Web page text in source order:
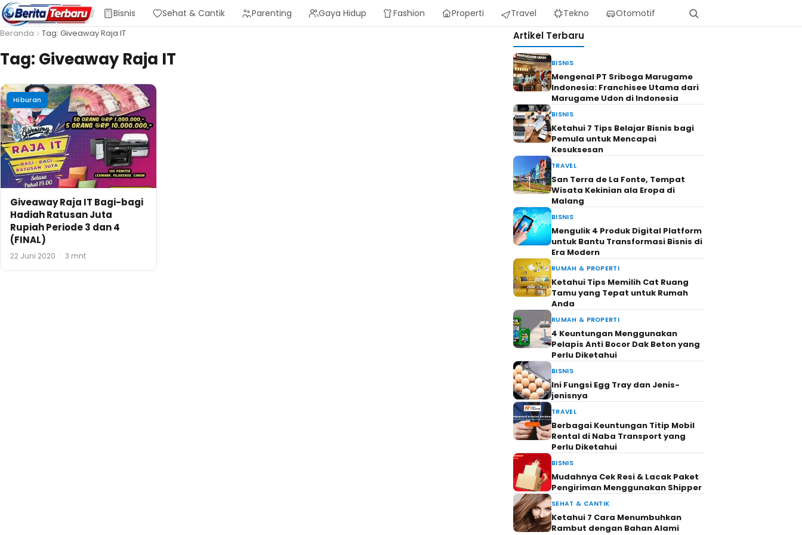
Bisnis Sehat & Cantik Parenting Gaya Hidup Fashion Properti Travel Tekno Otomotif
Beranda Tag: Giveaway Raja IT
Tag: Giveaway Raja IT
Hiburan
Giveaway Raja IT Bagi-bagi
Hadiah Ratusan Juta
Rupiah Periode 3 dan 4
(FINAL)
22 Juni 2020 · 3 mnt
Artikel Terbaru
BISNIS
Mengenal PT Sriboga Marugame
Indonesia: Franchisee Utama dari
Marugame Udon di Indonesia
BISNIS
Ketahui 7 Tips Belajar Bisnis bagi
Pemula untuk Mencapai
Kesuksesan
TRAVEL
San Terra de La Fonte, Tempat
Wisata Kekinian ala Eropa di
Malang
BISNIS
Mengulik 4 Produk Digital Platform
untuk Bantu Transformasi Bisnis di
Era Modern
RUMAH & PROPERTI
Ketahui Tips Memilih Cat Ruang
Tamu yang Tepat untuk Rumah
Anda
RUMAH & PROPERTI
4 Keuntungan Menggunakan
Pelapis Anti Bocor Dak Beton yang
Perlu Diketahui
BISNIS
Ini Fungsi Egg Tray dan Jenis-
jenisnya
TRAVEL
Berbagai Keuntungan Titip Mobil
Rental di Naba Transport yang
Perlu Diketahui
BISNIS
Mudahnya Cek Resi & Lacak Paket
Pengiriman Menggunakan Shipper
SEHAT & CANTIK
Ketahui 7 Cara Menumbuhkan
Rambut dengan Bahan Alami